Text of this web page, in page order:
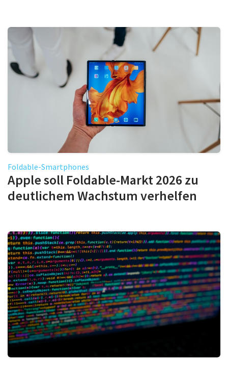
Foldable-Smartphones
Apple soll Foldable-Markt 2026 zu
deutlichem Wachstum verhelfen